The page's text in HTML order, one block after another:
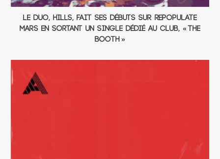
Le duo, HILLS, fait ses débuts sur Repopulate
Mars en sortant un single dédié au club, « The
Booth »